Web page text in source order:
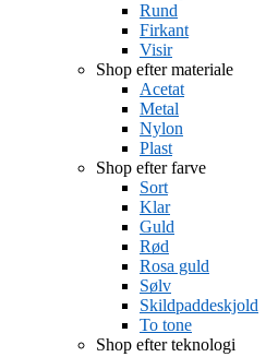
Rund
Firkant
Visir
Shop efter materiale
Acetat
Metal
Nylon
Plast
Shop efter farve
Sort
Klar
Guld
Rød
Rosa guld
Sølv
Skildpaddeskjold
To tone
Shop efter teknologi